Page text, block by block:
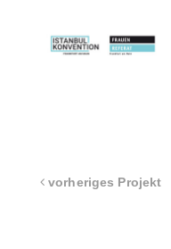
vorheriges Projekt